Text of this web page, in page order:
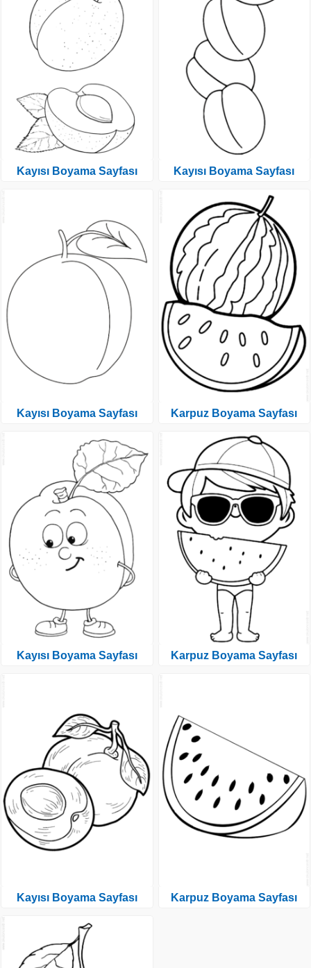
Kayısı Boyama Sayfası
Kayısı Boyama Sayfası
Kayısı Boyama Sayfası
Kayısı Boyama Sayfası
Kayısı Boyama Sayfası
Karpuz Boyama Sayfası
Karpuz Boyama Sayfası
Karpuz Boyama Sayfası